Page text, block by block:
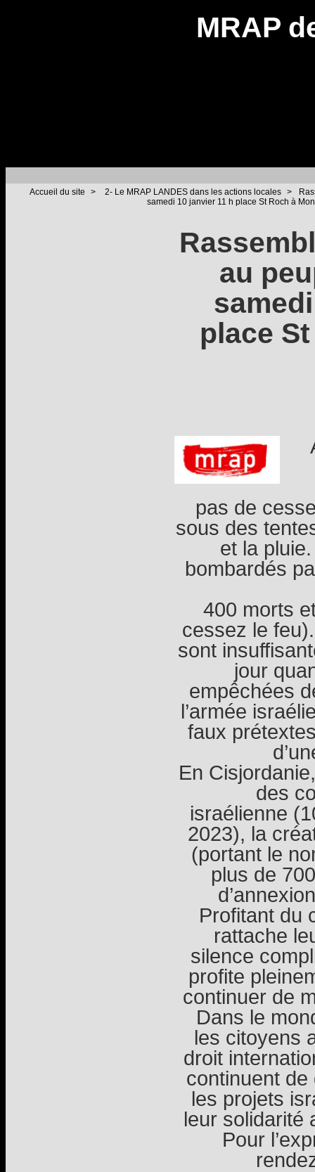
MRAP
Accueil du site > 2- Le MRAP LANDES dans les actions locales >
samedi 10 janvier 11 h place St Roch à
au
place
pas de
sous des
et la
bombardés
400 morts
cessez le
sont
jour
empêchées
l’armée
faux
En
des
israélienne
2023), la
(portant le
plus de
Profitant du
rattache
silence
profite
continuer de
Dans le
les citoyens
droit
continuent
les projets
leur solidarité
Pour